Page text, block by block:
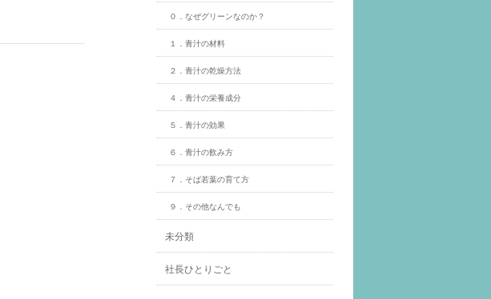
０．なぜグリーンなのか？
１．青汁の材料
２．青汁の乾燥方法
４．青汁の栄養成分
５．青汁の効果
６．青汁の飲み方
７．そば若葉の育て方
９．その他なんでも
未分類
社長ひとりごと